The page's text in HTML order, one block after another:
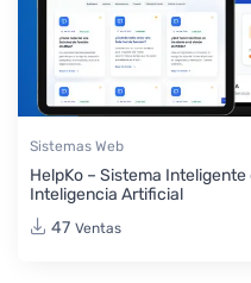
Sistemas Web
HelpKo – Sistema
Inteligencia Artificial
47 Ventas